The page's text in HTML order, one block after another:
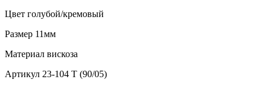
Цвет голубой/кремовый
Размер 11мм
Материал вискоза
Артикул 23-104 T (90/05)